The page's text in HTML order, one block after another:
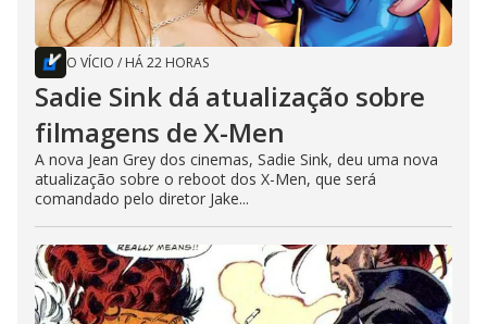
O VÍCIO / HÁ 22 HORAS
Sadie Sink dá atualização sobre
filmagens de X-Men
A nova Jean Grey dos cinemas, Sadie Sink, deu uma nova
atualização sobre o reboot dos X-Men, que será
comandado pelo diretor Jake...